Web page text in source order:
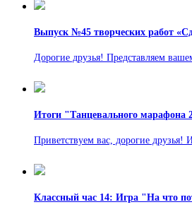
Выпуск №45 творческих работ
Дорогие друзья! Представляем
Итоги "Танцевального марафона
Приветствуем вас, дорогие
Классный час 14: Игра "На что